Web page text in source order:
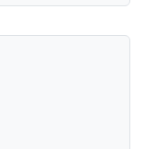
is gek.